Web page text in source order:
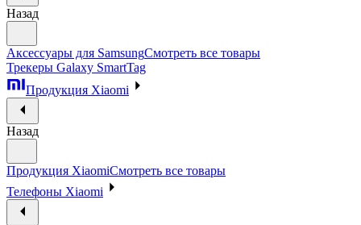
Назад
Аксессуары для SamsungСмотреть все товары
Трекеры Galaxy SmartTag
Продукция Xiaomi
Назад
Продукция XiaomiСмотреть все товары
Телефоны Xiaomi